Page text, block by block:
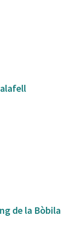
de la Bòbila